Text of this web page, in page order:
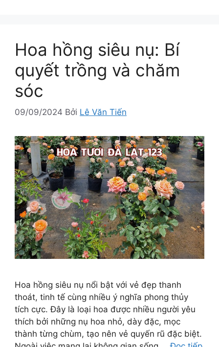
Hoa hồng siêu nụ: Bí
quyết trồng và chăm
sóc
09/09/2024 Bởi Lê Văn Tiến
Hoa hồng siêu nụ nổi bật với vẻ đẹp thanh
thoát, tinh tế cùng nhiều ý nghĩa phong thủy
tích cực. Đây là loại hoa được nhiều người yêu
thích bởi những nụ hoa nhỏ, dày đặc, mọc
thành từng chùm, tạo nên vẻ quyến rũ đặc biệt.